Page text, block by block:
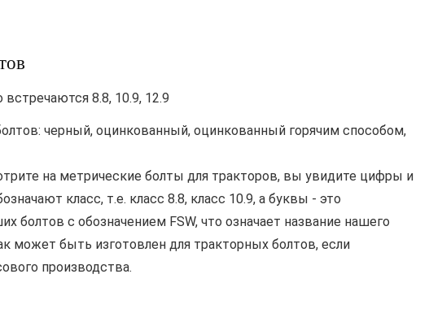
8.8, 10.9, 12.9
черный, оцинкованный, оцинкованный горячим способом,
на метрические болты для тракторов, вы увидите цифры и
класс, т.е. класс 8.8, класс 10.9, а буквы - это
болтов с обозначением FSW, что означает название нашего
может быть изготовлен для тракторных болтов, если
производства.